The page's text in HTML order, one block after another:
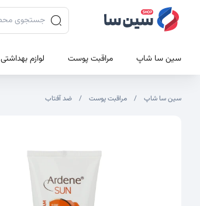
جستجوی محصولات
سین سا شاپ مراقبت پوست لوازم بهداشتی
سین سا شاپ مراقبت پوست ضد آفتاب